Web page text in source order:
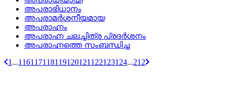
അപരാഭിധാനം
അപരാമര്‍ശനീയമായ
അപരാഹ്നം
അപരാഹ്ന ചലച്ചിത്ര പ്രദര്‍ശനം
അപരാഹ്നത്തെ സംബന്ധിച്ച
1 ...116117118119120121 122123124...212